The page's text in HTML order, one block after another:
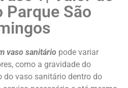
Parque São
vaso sanitário pode variar
como a gravidade do
do vaso sanitário dentro do